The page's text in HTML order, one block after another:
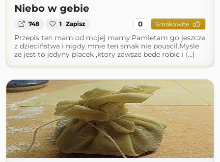
Niebo w gebie
748 1 Zapisz 0 Smakowite
Przepis ten mam od mojej mamy.Pamietam go jeszcze
z dzieciñstwa i nigdy mnie ten smak nie pouscil.Mysle
ze jest to jedyny placek ,ktory zawsze bede robic i (...)